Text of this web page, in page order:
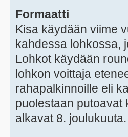
Formaatti
Kisa käydään viime
kahdessa lohkossa,
Lohkot käydään
lohkon voittaja
rahapalkinnoille eli
puolestaan putoavat
alkavat 8. joulukuuta.